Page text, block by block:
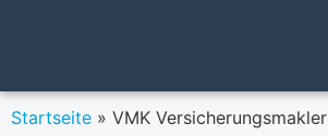
Startseite » VMK Versicherungsmakler